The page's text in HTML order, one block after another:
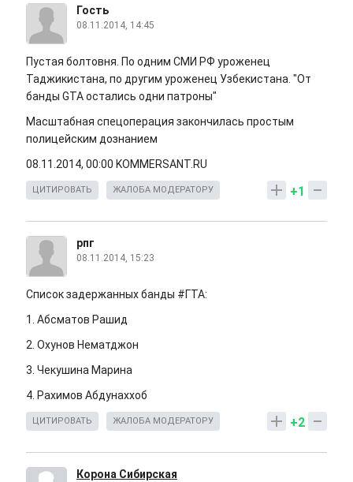
Гость
08.11.2014, 14:45
Пустая болтовня. По одним СМИ РФ уроженец
Таджикистана, по другим уроженец Узбекистана. "От
банды GTA остались одни патроны"
Масштабная спецоперация закончилась простым
полицейским дознанием
08.11.2014, 00:00 KOMMERSANT.RU
+1
ЦИТИРОВАТЬ ЖАЛОБА МОДЕРАТОРУ
рпг
08.11.2014, 15:23
Список задержанных банды #ГТА:
1. Абсматов Рашид
2. Охунов Нематджон
3. Чекушина Марина
4. Рахимов Абдунаххоб
+2
ЦИТИРОВАТЬ ЖАЛОБА МОДЕРАТОРУ
Корона Сибирская